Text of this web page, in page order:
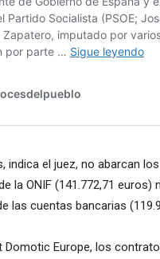
indica el juez, no abarcan
la ONIF (141.772,71 euros)
las cuentas bancarias
Domotic Europe, los